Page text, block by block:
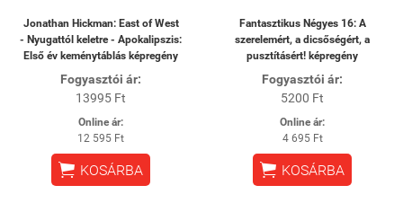
Jonathan Hickman: East of West
- Nyugattól keletre - Apokalipszis:
Első év keménytáblás képregény
Fogyasztói ár:
13995 Ft
Online ár:
12 595 Ft
 KOSÁRBA
Fantasztikus Négyes 16: A
szerelemért, a dicsőségért, a
pusztításért! képregény
Fogyasztói ár:
5200 Ft
Online ár:
4 695 Ft
 KOSÁRBA